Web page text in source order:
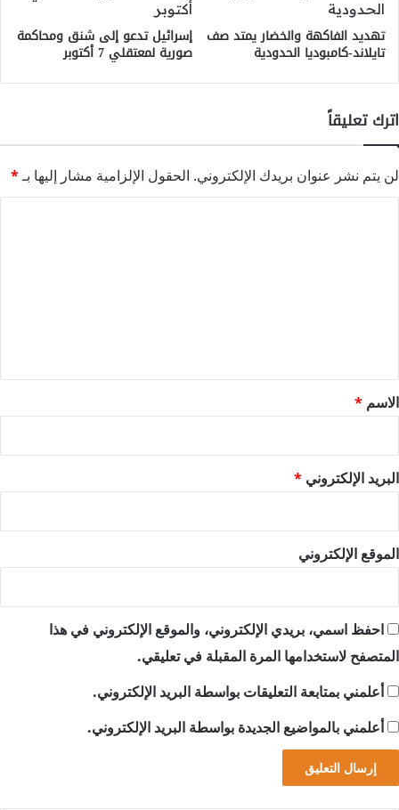
تهديد الفاكهة والخضار يمتد صف
تايلاند-كامبوديا الحدودية
إسرائيل تدعو إلى شنق ومحاكمة
صورية لمعتقلي 7 أكتوبر
اترك تعليقاً
لن يتم نشر عنوان بريدك الإلكتروني. الحقول الإلزامية مشار إليها بـ*
*
الاسم *
البريد الإلكتروني *
الموقع الإلكتروني
احفظ اسمي، بريدي الإلكتروني، والموقع الإلكتروني في هذا
المتصفح لاستخدامها المرة المقبلة في تعليقي.
أعلمني بمتابعة التعليقات بواسطة البريد الإلكتروني.
أعلمني بالمواضيع الجديدة بواسطة البريد الإلكتروني.